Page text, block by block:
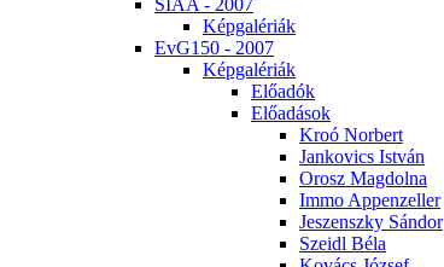
SI­AA - 2007
Kép­ga­lé­ri­ák
EvG150 - 2007
Kép­ga­lé­ri­ák
Elő­adók
Elő­adá­sok
Kroó Nor­bert
Jan­ko­vics Ist­ván
Orosz Mag­dol­na
Im­mo Ap­pen­zel­ler
Je­szensz­ky Sán­dor
Szeidl Bé­la